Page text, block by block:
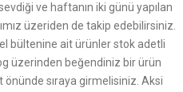
ve haftanın iki günü yapılan
üzeriden de takip edebilirsiniz.
bültenine ait ürünler stok adetli
üzerinden beğendiniz bir ürün
sıraya girmelisiniz. Aksi